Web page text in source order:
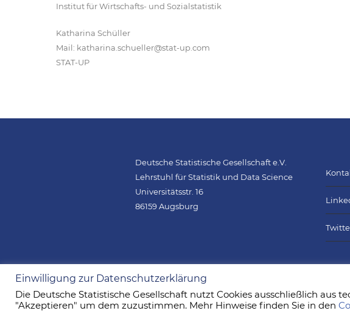
Institut für Wirtschafts- und Sozialstatistik
Katharina Schüller
Mail: katharina.schueller@stat-up.com
STAT-UP
Deutsche Statistische Gesellschaft e.V.
Lehrstuhl für Statistik und Data Science
Universitätsstr. 16
86159 Augsburg
© Deutsche Statistische Gesellschaft 2025
Einwilligung zur Datenschutzerklärung
Die Deutsche Statistische Gesellschaft nutzt Cookies ausschließlich aus
"Akzeptieren" um dem zuzustimmen. Mehr Hinweise finden Sie in den